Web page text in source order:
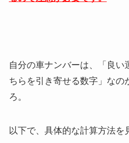
自分の車ナンバーは、「良い
ちらを引き寄せる数字」なの
ろ。
以下で、具体的な計算方法を